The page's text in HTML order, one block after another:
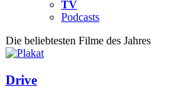
TV
Podcasts
Die beliebtesten Filme des Jahres
Drive